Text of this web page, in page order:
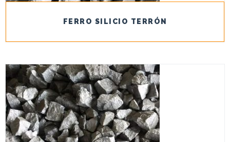
FERRO SILICIO TERRÓN